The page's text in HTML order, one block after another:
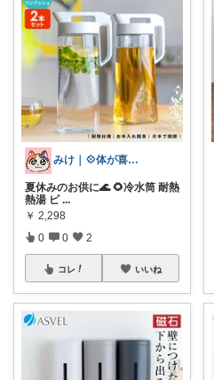
みけ｜💠体が喜ぶもの・便利なもの
夏休みのお供に🌊 🌻冷水筒 耐熱
熱湯 ピ ...
￥ 2,298
0 0 2
コレ いいね